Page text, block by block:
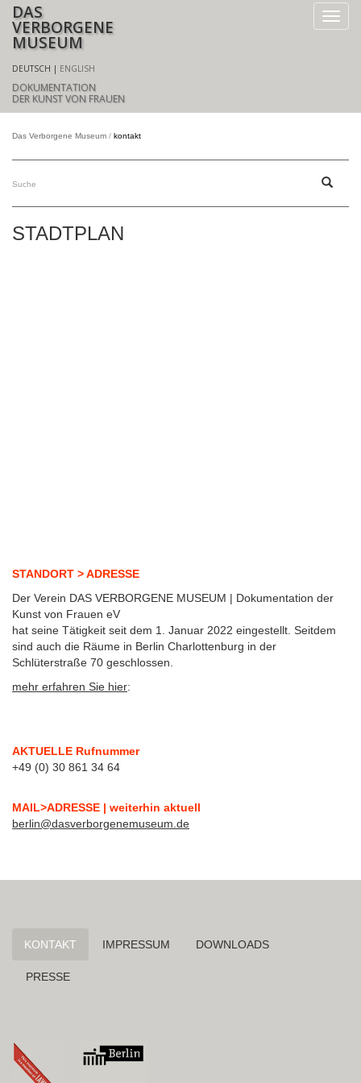
DAS
VERBORGENE
MUSEUM
DEUTSCH ENGLISH
DOKUMENTATION
DER KUNST VON FRAUEN
Das Verborgene Museum kontakt
STADTPLAN
STANDORT > ADRESSE
Der Verein DAS VERBORGENE MUSEUM | Dokumentation der
Kunst von Frauen eV
hat seine Tätigkeit seit dem 1. Januar 2022 eingestellt. Seitdem
sind auch die Räume in Berlin Charlottenburg in der
Schlüterstraße 70 geschlossen.
mehr erfahren Sie hier:
AKTUELLE Rufnummer
+49 (0) 30 861 34 64
MAIL>ADRESSE | weiterhin aktuell
berlin@dasverborgenemuseum.de
überspringen
KONTAKT IMPRESSUM DOWNLOADS
PRESSE